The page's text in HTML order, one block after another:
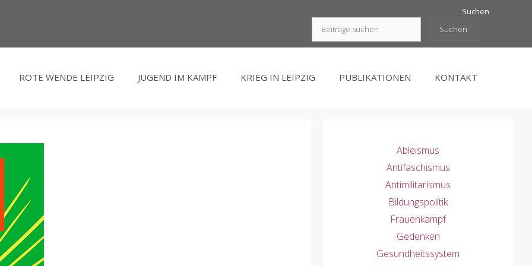
Suchen
Suchen
ROTE WENDE LEIPZIG JUGEND IM KAMPF KRIEG IN LEIPZIG PUBLIKATIONEN KONTAKT
Ableismus
Antifaschismus
Antimilitarismus
Bildungspolitik
Frauenkampf
Gedenken
Gesundheitssystem